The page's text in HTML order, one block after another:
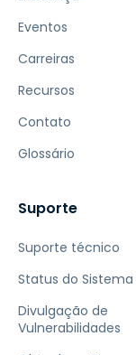
Eventos
Carreiras
Recursos
Contato
Glossário
Suporte
Suporte técnico
Status do Sistema
Divulgação de
Vulnerabilidades